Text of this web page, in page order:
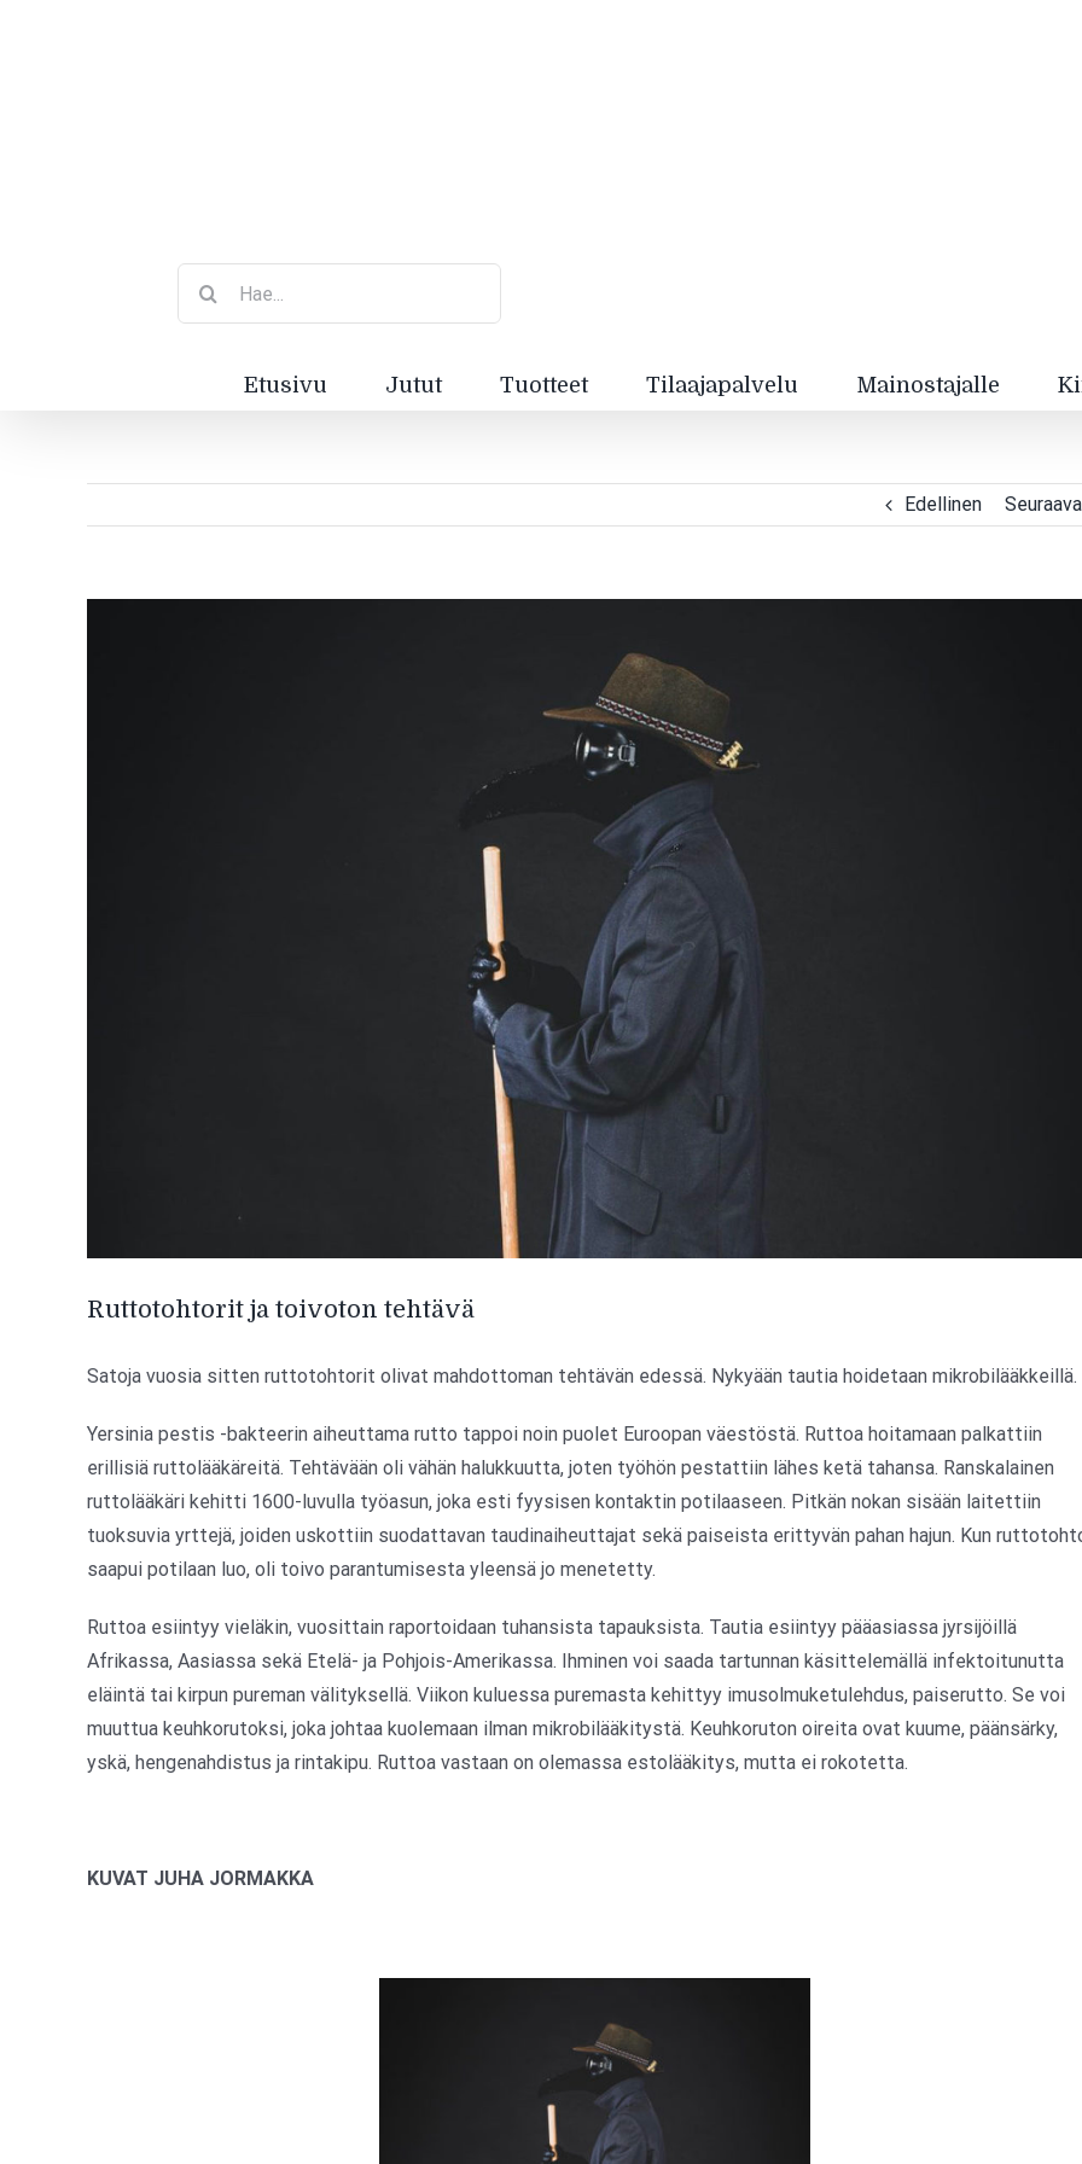
Etusivu Jutut Tuotteet Tilaajapalvelu Mainostajalle
Edellinen Seuraava
Ruttotohtorit ja toivoton tehtävä
Satoja vuosia sitten ruttotohtorit olivat mahdottoman tehtävän edessä. Nykyään tautia hoidetaan mikrobilääkkeillä.
Yersinia pestis -bakteerin aiheuttama rutto tappoi noin puolet Euroopan väestöstä. Ruttoa hoitamaan palkattiin
erillisiä ruttolääkäreitä. Tehtävään oli vähän halukkuutta, joten työhön pestattiin lähes ketä tahansa. Ranskalainen
ruttolääkäri kehitti 1600-luvulla työasun, joka esti fyysisen kontaktin potilaaseen. Pitkän nokan sisään laitettiin
tuoksuvia yrttejä, joiden uskottiin suodattavan taudinaiheuttajat sekä paiseista erittyvän pahan hajun. Kun
saapui potilaan luo, oli toivo parantumisesta yleensä jo menetetty.
Ruttoa esiintyy vieläkin, vuosittain raportoidaan tuhansista tapauksista. Tautia esiintyy pääasiassa jyrsijöillä
Afrikassa, Aasiassa sekä Etelä- ja Pohjois-Amerikassa. Ihminen voi saada tartunnan käsittelemällä infektoitunutta
eläintä tai kirpun pureman välityksellä. Viikon kuluessa puremasta kehittyy imusolmuketulehdus, paiserutto. Se voi
muuttua keuhkorutoksi, joka johtaa kuolemaan ilman mikrobilääkitystä. Keuhkoruton oireita ovat kuume, päänsärky,
yskä, hengenahdistus ja rintakipu. Ruttoa vastaan on olemassa estolääkitys, mutta ei rokotetta.
KUVAT JUHA JORMAKKA